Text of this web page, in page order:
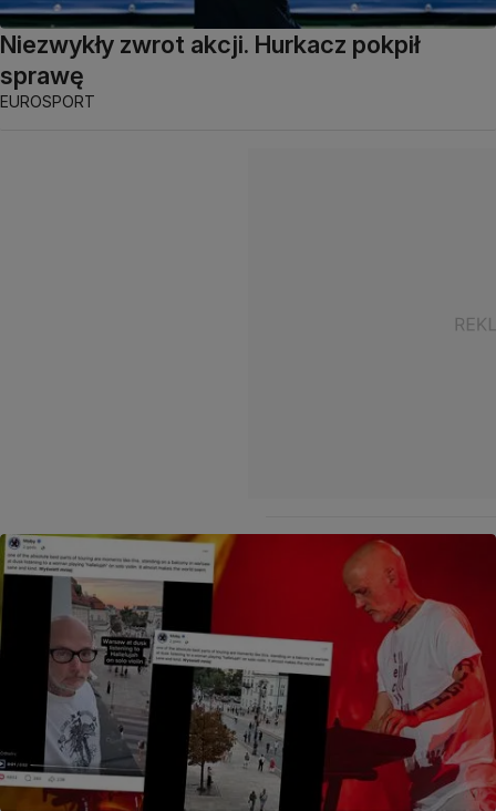
Niezwykły zwrot akcji. Hurkacz pokpił
sprawę
EUROSPORT